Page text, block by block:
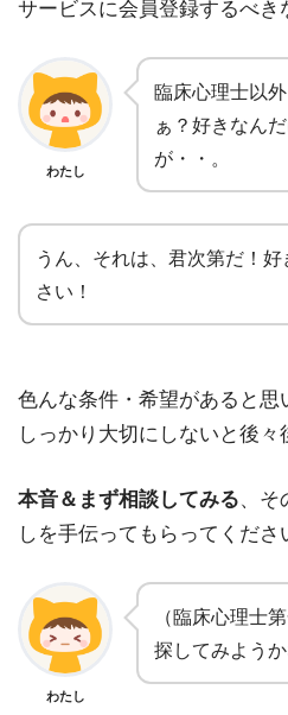
サービスに会員登録するべき
わたし
臨床心理士以
ぁ？好きなん
が・・。
うん、それは、君次第だ！好
さい！
色んな条件・希望があると思
しっかり大切にしないと後々
本音＆まず相談してみる、そ
しを手伝ってもらってくださ
わたし
（臨床心理士
探してみようか